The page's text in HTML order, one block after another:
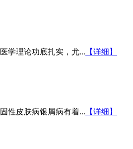
学理论功底扎实，尤... 【详细】
性皮肤病银屑病有着... 【详细】